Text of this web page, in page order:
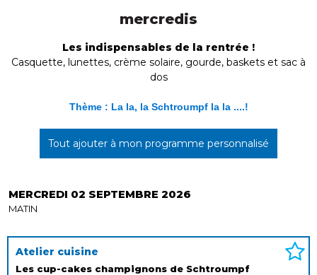
mercredis
Les indispensables de la rentrée !
Casquette, lunettes, crème solaire, gourde, baskets et sac à
dos
Thème : La la, la Schtroumpf la la ....!
Tout ajouter à mon programme personnalisé
Atelier cuisine
Les cup-cakes champignons de Schtroumpf
MERCREDI 02 SEPTEMBRE 2026
MATIN